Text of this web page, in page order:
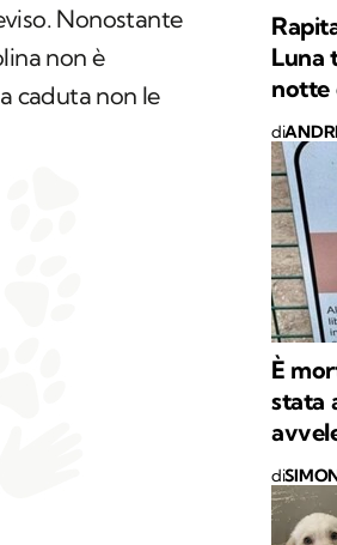
Nonostante
non è
caduta non le
Luna
notte
di
È
stata
di